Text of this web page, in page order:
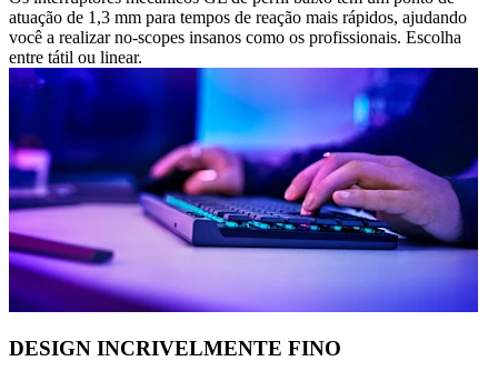
atuação de 1,3 mm para tempos de reação mais rápidos, ajudando
você a realizar no-scopes insanos como os profissionais. Escolha
entre tátil ou linear.
DESIGN INCRIVELMENTE FINO